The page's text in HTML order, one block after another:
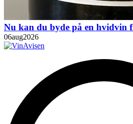
Nu kan du byde på en hvidvin
06aug2026